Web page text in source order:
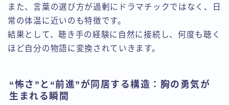
また、言葉の選び方が過剰にドラマチックではなく、日
常の体温に近いのも特徴です。
結果として、聴き手の経験に自然に接続し、何度も聴く
ほど自分の物語に変換されていきます。
“怖さ”と“前進”が同居する構造：胸の勇気が
生まれる瞬間